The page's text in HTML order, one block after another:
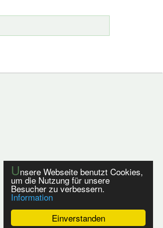
Einverstanden
Unsere Webseite benutzt Cookies,
um die Nutzung für unsere
Besucher zu verbessern.
Information